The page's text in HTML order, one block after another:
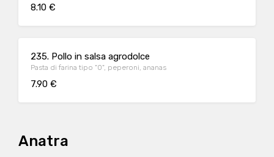
8.10 €
235. Pollo in salsa agrodolce
Pasta di farina tipo "0", peperoni, ananas
7.90 €
Anatra